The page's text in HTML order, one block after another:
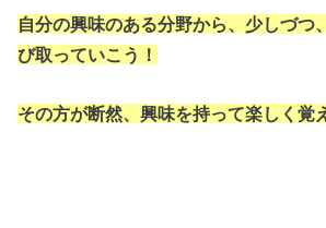
自分の興味のある分野から、少しづつ
び取っていこう！
その方が断然、興味を持って楽しく覚